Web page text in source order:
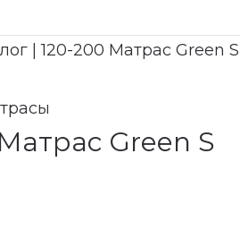
|120-200 Матрас Green S
Green S